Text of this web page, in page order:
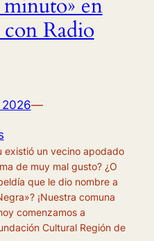
en
Radio
2026—
existió un vecino apodado
de muy mal gusto? ¿O
que le dio nombre a
¡Nuestra comuna
comenzamos a
Cultural Región de